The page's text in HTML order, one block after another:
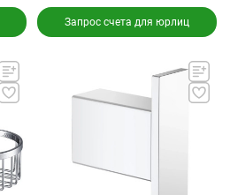
Запрос счета для юрлиц